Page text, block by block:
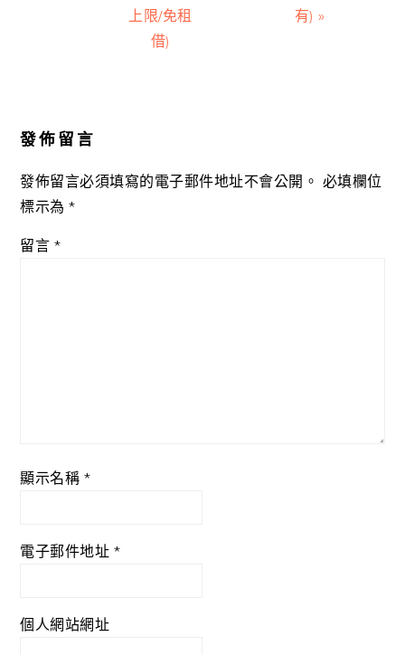
上限/免租
借)
有) »
發佈留言
發佈留言必須填寫的電子郵件地址不會公開。 必填欄位
標示為*
留言 *
顯示名稱 *
電子郵件地址 *
個人網站網址